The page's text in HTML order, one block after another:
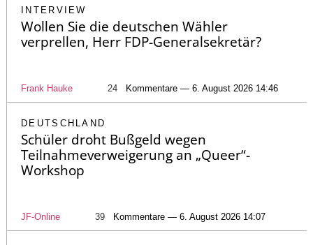
INTERVIEW
Wollen Sie die deutschen Wähler
verprellen, Herr FDP-Generalsekretär?
Frank Hauke 24 Kommentare — 6. August 2026 14:46
DEUTSCHLAND
Schüler droht Bußgeld wegen
Teilnahmeverweigerung an „Queer“-
Workshop
JF-Online 39 Kommentare — 6. August 2026 14:07